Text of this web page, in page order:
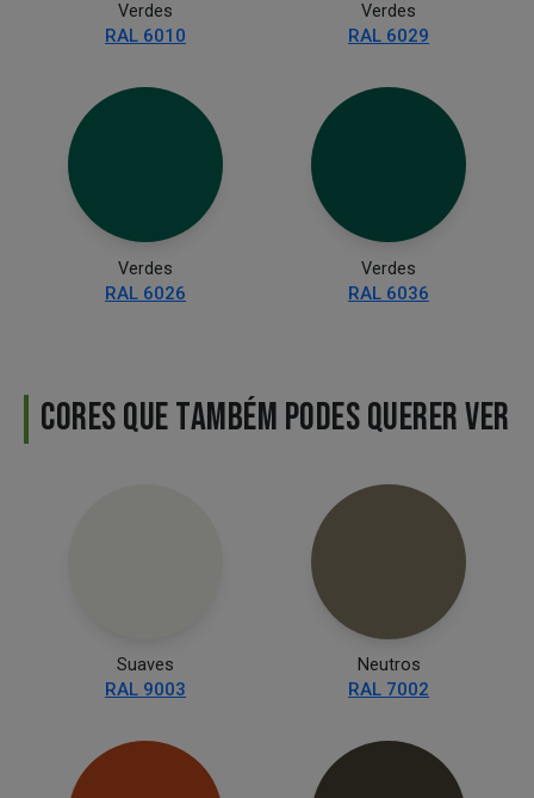
Verdes
RAL 6010
Verdes
RAL 6029
Verdes
RAL 6026
Verdes
RAL 6036
CORES QUE TAMBÉM PODES QUERER VER
Suaves
RAL 9003
Neutros
RAL 7002